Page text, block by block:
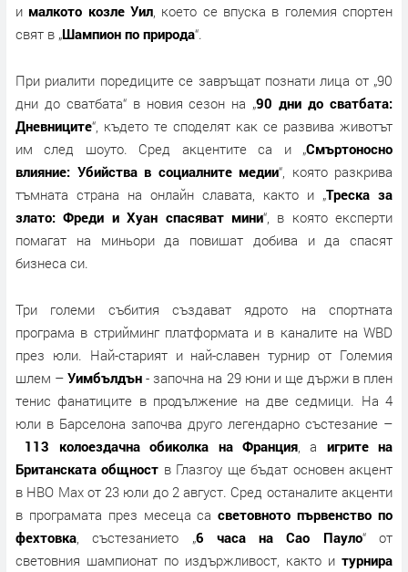
и малкото козле Уил , което се впуска в големия спортен
свят в „Шампион по природа“.
При риалити поредиците се завръщат познати лица от „90
дни до сватбата“ в новия сезон на „90 дни до сватбата:
Дневниците“, където те споделят как се развива животът
им след шоуто. Сред акцентите са и „Смъртоносно
влияние: Убийства в социалните медии“, която разкрива
тъмната страна на онлайн славата, както и „Треска за
злато: Фреди и Хуан спасяват мини“, в която експерти
помагат на миньори да повишат добива и да спасят
бизнеса си.
Три големи събития създават ядрото на спортната
програма в стрийминг платформата и в каналите на WBD
през юли. Най-старият и най-славен турнир от Големия
шлем – Уимбълдън - започна на 29 юни и ще държи в плен
тенис фанатиците в продължение на две седмици. На 4
юли в Барселона започва друго легендарно състезание –
113 колоездачна обиколка на Франция, а игрите на
Британската общност в Глазгоу ще бъдат основен акцент
в НВО Мax от 23 юли до 2 август. Сред останалите акценти
в програмата през месеца са световното първенство по
фехтовка , състезанието „6 часа на Сао Пауло“ от
световния шампионат по издържливост, както и турнира